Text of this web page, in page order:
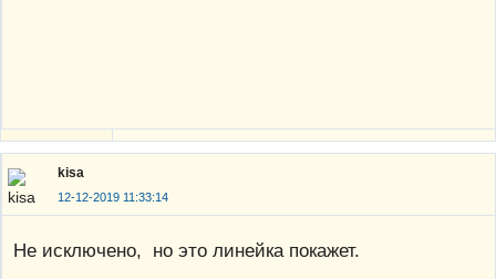
kisa
12-12-2019 11:33:14
Не исключено, но это линейка покажет.